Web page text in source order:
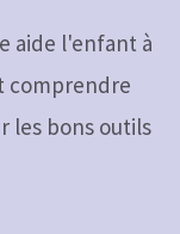
aide l'enfant à
comprendre
les bons outils